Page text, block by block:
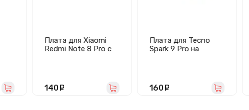
Плата для Xiaomi
Redmi Note 8 Pro с
140
Плата для Tecno
Spark 9 Pro на
160